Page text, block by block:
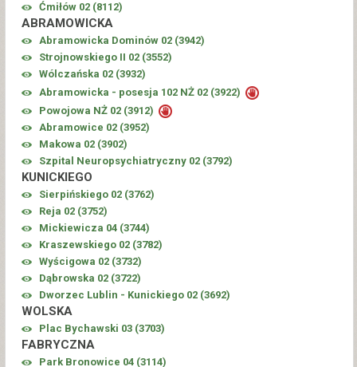
Ćmiłów 02 (8112)
ABRAMOWICKA
Abramowicka Dominów 02 (3942)
Strojnowskiego II 02 (3552)
Wólczańska 02 (3932)
Abramowicka - posesja 102 NŻ 02 (3922)
Powojowa NŻ 02 (3912)
Abramowice 02 (3952)
Makowa 02 (3902)
Szpital Neuropsychiatryczny 02 (3792)
KUNICKIEGO
Sierpińskiego 02 (3762)
Reja 02 (3752)
Mickiewicza 04 (3744)
Kraszewskiego 02 (3782)
Wyścigowa 02 (3732)
Dąbrowska 02 (3722)
Dworzec Lublin - Kunickiego 02 (3692)
WOLSKA
Plac Bychawski 03 (3703)
FABRYCZNA
Park Bronowice 04 (3114)